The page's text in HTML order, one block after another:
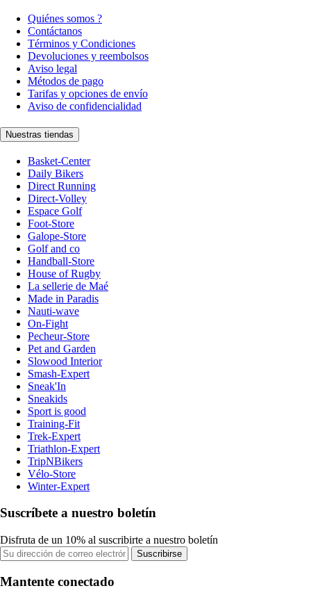
Quiénes somos ?
Contáctanos
Términos y Condiciones
Devoluciones y reembolsos
Aviso legal
Métodos de pago
Tarifas y opciones de envío
Aviso de confidencialidad
Nuestras tiendas
Basket-Center
Daily Bikers
Direct Running
Direct-Volley
Espace Golf
Foot-Store
Galope-Store
Golf and co
Handball-Store
House of Rugby
La sellerie de Maé
Made in Paradis
Nauti-wave
On-Fight
Pecheur-Store
Pet and Garden
Slowood Interior
Smash-Expert
Sneak'In
Sneakids
Sport is good
Training-Fit
Trek-Expert
Triathlon-Expert
TripNBikers
Vélo-Store
Winter-Expert
Suscríbete a nuestro boletín
Disfruta de un 10% al suscribirte a nuestro boletín
Suscribirse
Mantente conectado